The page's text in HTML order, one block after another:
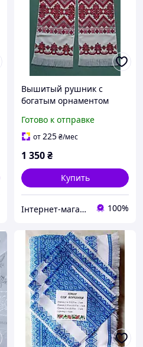
Вышитый рушник с
богатым орнаментом
Готово к отправке
от225₴/мес
1 350₴
Купить
Інтернет-магазин "Вишиванка" 100%